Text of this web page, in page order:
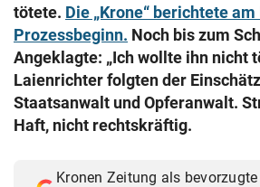
© Krone Multimedia GmbH & Co KG 2026
Muthgasse 2, 1190 Wien
tötete. Die „Krone“ berichtete
Prozessbeginn. Noch bis zum
Angeklagte: „Ich wollte ihn nicht
Laienrichter folgten der
Staatsanwalt und Opferanwalt.
Haft, nicht rechtskräftig.
Kronen Zeitung als